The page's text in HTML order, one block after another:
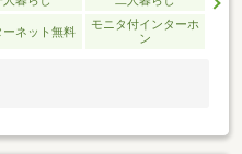
ーネット無料
モニタ付インターホ
ン